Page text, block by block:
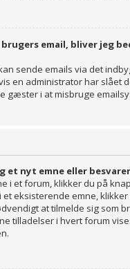
email, bliver jeg
sende emails via det
en administrator har slået
gæster i at misbruge
et nyt emne eller
i et forum, klikker du på
eksisterende emne,
at tilmelde sig som
tilladelser i hvert forum